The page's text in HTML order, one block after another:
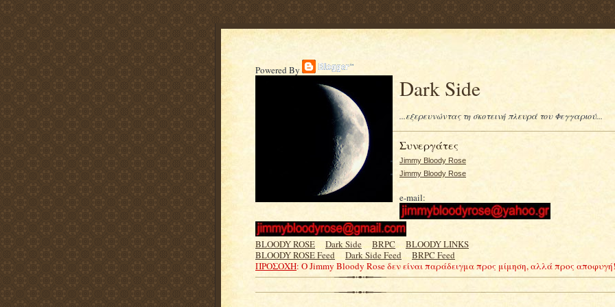
Powered By
Dark Side
...εξερευνώντας τη σκοτεινή πλευρά του Φεγγαριού...
Συνεργάτες
Jimmy Bloody Rose
Jimmy Bloody Rose
e-mail:
BLOODY ROSE.....Dark Side.....BRPC.....BLOODY LINKS
BLOODY ROSE Feed.....Dark Side Feed.....BRPC Feed
ΠΡΟΣΟΧΗ: Ο Jimmy Bloody Rose δεν είναι παράδειγμα προς μίμηση, αλλά προς αποφυγή!